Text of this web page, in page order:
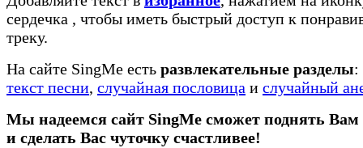
сердечка , чтобы иметь быстрый доступ к
треку.
На сайте SingMe есть развлекательные разделы:
текст песни, случайная пословица и случайный
Мы надеемся сайт SingMe сможет поднять Вам
и сделать Вас чуточку счастливее!